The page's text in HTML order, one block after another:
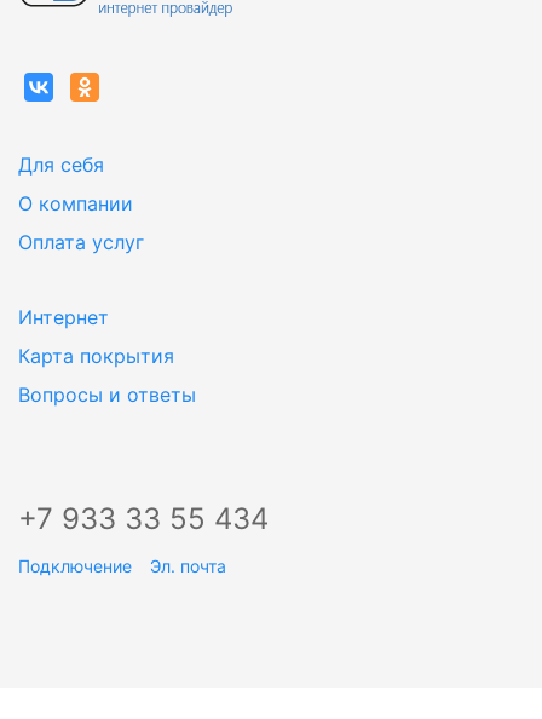
Для себя
О компании
Оплата услуг
Интернет
Карта покрытия
Вопросы и ответы
+7 933 33 55 434
Подключение Эл. почта